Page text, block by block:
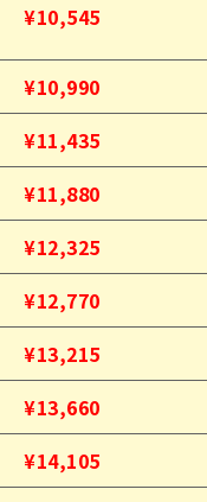
¥10,545
¥10,990
¥11,435
¥11,880
¥12,325
¥12,770
¥13,215
¥13,660
¥14,105